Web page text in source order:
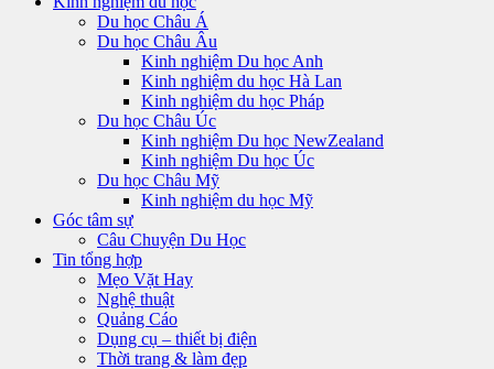
Du học Châu Á
Du học Châu Âu
Kinh nghiệm Du học Anh
Kinh nghiệm du học Hà Lan
Kinh nghiệm du học Pháp
Du học Châu Úc
Kinh nghiệm Du học NewZealand
Kinh nghiệm Du học Úc
Du học Châu Mỹ
Kinh nghiệm du học Mỹ
Góc tâm sự
Câu Chuyện Du Học
Tin tổng hợp
Mẹo Vặt Hay
Nghệ thuật
Quảng Cáo
Dụng cụ – thiết bị điện
Thời trang & làm đẹp